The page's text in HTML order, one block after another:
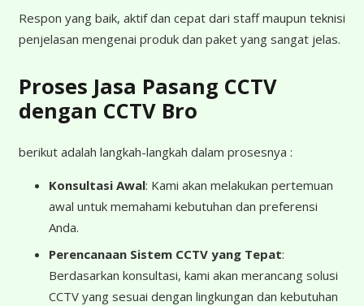
Respon yang baik, aktif dan cepat dari staff maupun teknisi
penjelasan mengenai produk dan paket yang sangat jelas.
Proses Jasa Pasang CCTV
dengan CCTV Bro
berikut adalah langkah-langkah dalam prosesnya :
Konsultasi Awal: Kami akan melakukan pertemuan
awal untuk memahami kebutuhan dan preferensi
Anda.
Perencanaan Sistem CCTV yang Tepat:
Berdasarkan konsultasi, kami akan merancang solusi
CCTV yang sesuai dengan lingkungan dan kebutuhan